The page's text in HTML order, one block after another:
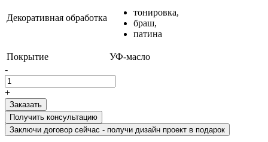
Декоративная обработка
тонировка,
браш,
патина
Покрытие
УФ-масло
-
+
Получить консультацию
Заключи договор сейчас - получи дизайн проект в подарок